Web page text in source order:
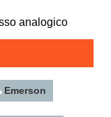
analogico
Emerson